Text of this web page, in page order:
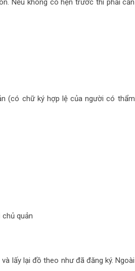
Nếu không có hẹn trước thì phải cần
(có chữ ký hợp lệ của người có thẩm
quản
lấy lại đồ theo như đã đăng ký. Ngoài